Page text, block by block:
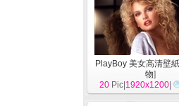
PlayBoy 美女高清壁
物]
20 Pic| 1920x1200